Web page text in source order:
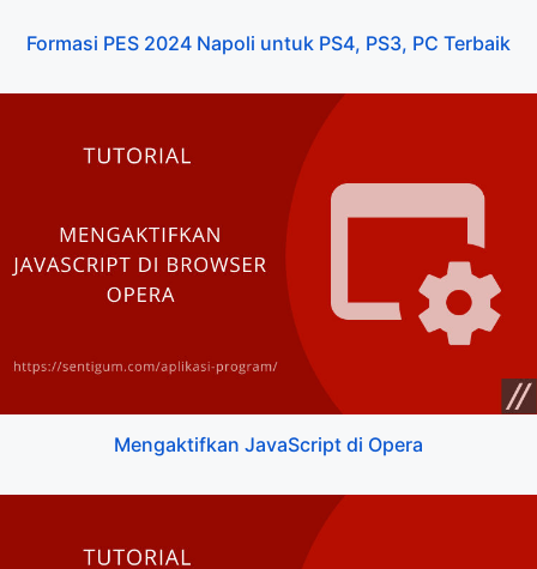
Formasi PES 2024 Napoli untuk PS4, PS3, PC Terbaik
Mengaktifkan JavaScript di Opera